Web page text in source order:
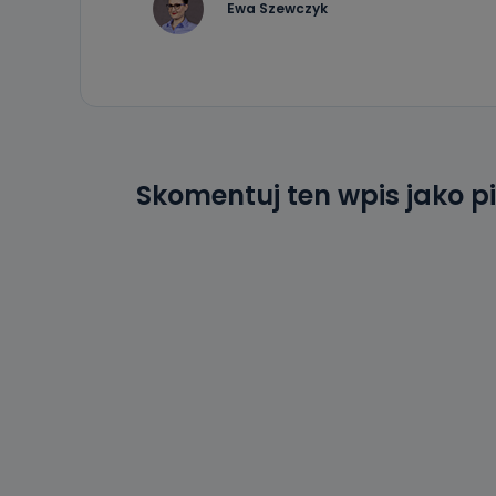
19 dostępu
Jakie
Jak
Ewa Szewczyk
Skomentuj ten wpis jako